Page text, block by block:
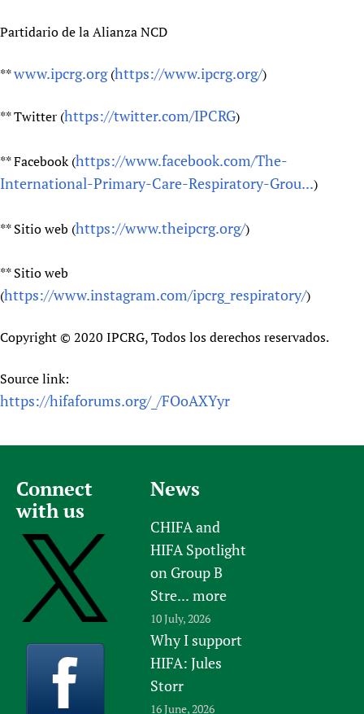
Partidario de la Alianza NCD
**www.ipcrg.org(https://www.ipcrg.org/)
** Twitter (https://twitter.com/IPCRG)
** Facebook (https://www.facebook.com/The-
International-Primary-Care-Respiratory-Grou...)
** Sitio web (https://www.theipcrg.org/)
** Sitio web
(https://www.instagram.com/ipcrg_respiratory/)
Copyright © 2020 IPCRG, Todos los derechos reservados.
Source link:
https://hifaforums.org/_/FOoAXYyr
Connect
with us
News
CHIFA and
HIFA Spotlight
on Group B
Stre... more
10 July, 2026
Why I support
HIFA: Jules
Storr
16 June, 2026